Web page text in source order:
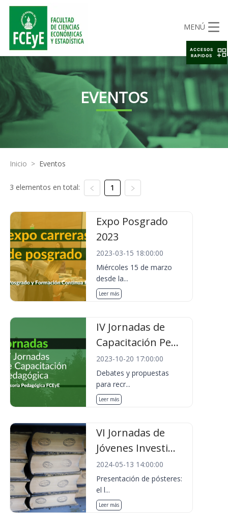
MENÚ
EVENTOS
Inicio > Eventos
3 elementos en total: 1
Expo Posgrado
2023
2023-03-15 18:00:00
Miércoles 15 de marzo
desde la...
Leer más
IV Jornadas de
Capacitación Pe...
2023-10-20 17:00:00
Debates y propuestas
para recr...
Leer más
VI Jornadas de
Jóvenes Investi...
2024-05-13 14:00:00
Presentación de pósteres:
el l...
Leer más
ACCESOS
RAPIDOS